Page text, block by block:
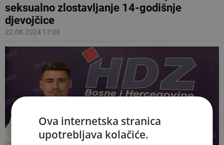
seksualno zlostavljanje 14-godišnje
djevojčice
22.08.2024 17:08
Ova internetska stranica
upotrebljava kolačiće.